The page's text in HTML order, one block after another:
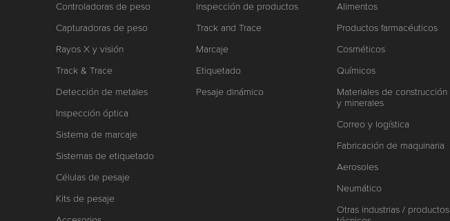
Controladoras de peso
Capturadoras de peso
Rayos X y visión
Track & Trace
Detección de metales
Inspección óptica
Sistema de marcaje
Sistemas de etiquetado
Células de pesaje
Kits de pesaje
Inspección de productos
Track and Trace
Marcaje
Etiquetado
Pesaje dinámico
Alimentos
Productos farmacéuticos
Cosméticos
Químicos
Materiales de construcción
y minerales
Correo y logística
Fabricación de maquinaria
Aerosoles
Neumático
Otras industrias / productos